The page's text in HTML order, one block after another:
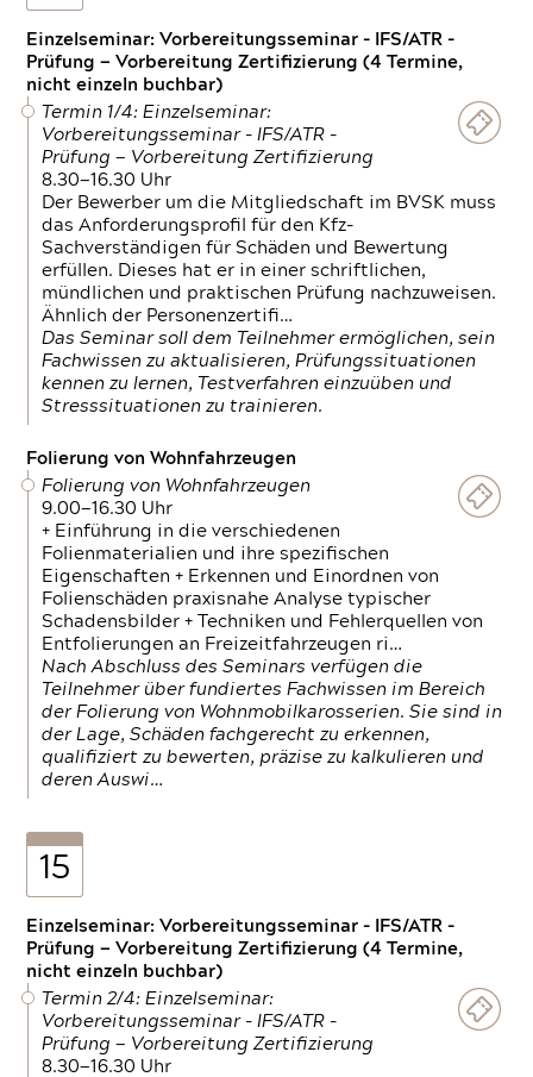
Einzelseminar: Vorbereitungsseminar - IFS/ATR -
Prüfung — Vorbereitung Zertifizierung (4 Termine,
nicht einzeln buchbar)
Termin 1/4: Einzelseminar:
Vorbereitungsseminar - IFS/ATR -
Prüfung — Vorbereitung Zertifizierung
8.30—16.30 Uhr
Der Bewerber um die Mitgliedschaft im BVSK muss
das Anforderungsprofil für den Kfz-
Sachverständigen für Schäden und Bewertung
erfüllen. Dieses hat er in einer schriftlichen,
mündlichen und praktischen Prüfung nachzuweisen.
Ähnlich der Personenzertifi…
Das Seminar soll dem Teilnehmer ermöglichen, sein
Fachwissen zu aktualisieren, Prüfungssituationen
kennen zu lernen, Testverfahren einzuüben und
Stresssituationen zu trainieren.
Folierung von Wohnfahrzeugen
Folierung von Wohnfahrzeugen
9.00—16.30 Uhr
+ Einführung in die verschiedenen
Folienmaterialien und ihre spezifischen
Eigenschaften + Erkennen und Einordnen von
Folienschäden praxisnahe Analyse typischer
Schadensbilder + Techniken und Fehlerquellen von
Entfolierungen an Freizeitfahrzeugen ri…
Nach Abschluss des Seminars verfügen die
Teilnehmer über fundiertes Fachwissen im Bereich
der Folierung von Wohnmobilkarosserien. Sie sind in
der Lage, Schäden fachgerecht zu erkennen,
qualifiziert zu bewerten, präzise zu kalkulieren und
deren Auswi…
15
Einzelseminar: Vorbereitungsseminar - IFS/ATR -
Prüfung — Vorbereitung Zertifizierung (4 Termine,
nicht einzeln buchbar)
Termin 2/4: Einzelseminar:
Vorbereitungsseminar - IFS/ATR -
Prüfung — Vorbereitung Zertifizierung
8.30—16.30 Uhr